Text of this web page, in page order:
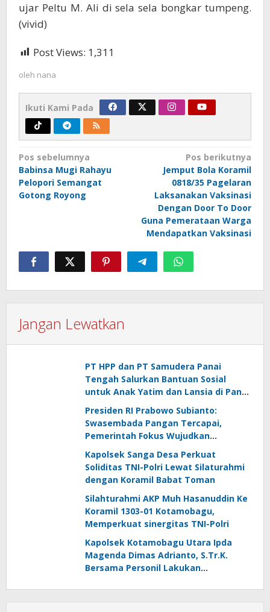
ujar Peltu M. Ali di sela sela bongkar tumpeng.
(vivid)
Post Views: 1,311
oleh nana
Ikuti Kami Pada
Navigasi
pos
Pos sebelumnya
Babinsa Mugi Rahayu
Pelopori Semangat
Gotong Royong
Pos berikutnya
Jemput Bola Koramil
0818/35 Pagelaran
Laksanakan Vaksinasi
Dengan Door To Door
Guna Pemerataan Warga
Mendapatkan Vaksinasi
Jangan Lewatkan
PT HPP dan PT Samudera Panai
Tengah Salurkan Bantuan Sosial
untuk Anak Yatim dan Lansia di Panai
Presiden RI Prabowo Subianto:
Swasembada Pangan Tercapai,
Pemerintah Fokus Wujudkan
Kemandirian Energi dan Air
Kapolsek Sanga Desa Perkuat
Soliditas TNI-Polri Lewat Silaturahmi
dengan Koramil Babat Toman
Silahturahmi AKP Muh Hasanuddin Ke
Koramil 1303-01 Kotamobagu,
Memperkuat sinergitas TNI-Polri
Kapolsek Kotamobagu Utara Ipda
Magenda Dimas Adrianto, S.Tr.K.
Bersama Personil Lakukan